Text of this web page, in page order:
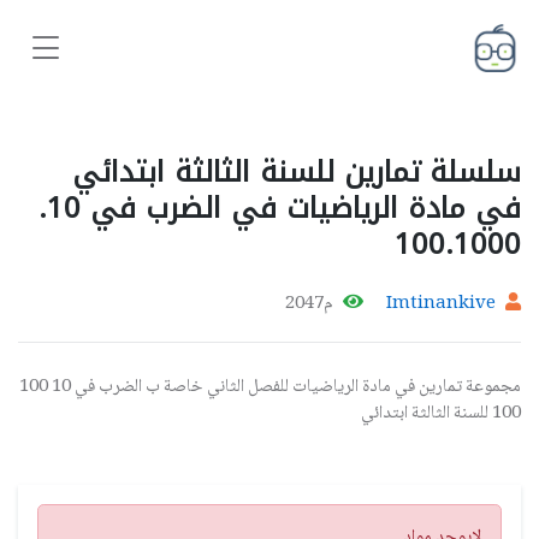
سلسلة تمارين للسنة الثالثة ابتدائي
في مادة الرياضيات في الضرب في 10.
100.1000
Imtinankive م2047
مجموعة تمارين في مادة الرياضيات للفصل الثاني خاصة ب الضرب في 10 100
100 للسنة الثالثة ابتدائي